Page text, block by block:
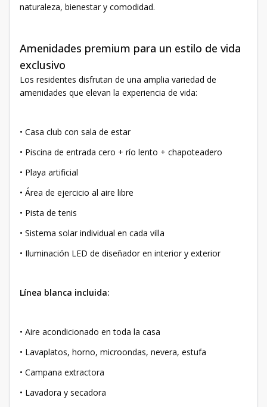
naturaleza, bienestar y comodidad.
Amenidades premium para un estilo de vida
exclusivo
Los residentes disfrutan de una amplia variedad de
amenidades que elevan la experiencia de vida:
• Casa club con sala de estar
• Piscina de entrada cero + río lento + chapoteadero
• Playa artificial
• Área de ejercicio al aire libre
• Pista de tenis
• Sistema solar individual en cada villa
• Iluminación LED de diseñador en interior y exterior
Línea blanca incluida:
• Aire acondicionado en toda la casa
• Lavaplatos, horno, microondas, nevera, estufa
• Campana extractora
• Lavadora y secadora